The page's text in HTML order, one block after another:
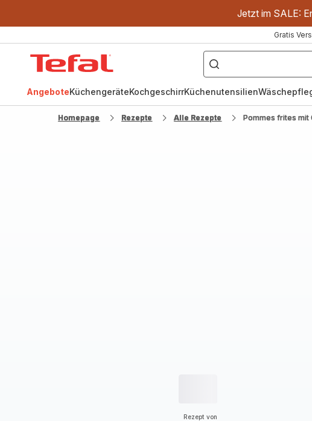
Jetzt im SALE:
Gratis
["OptiGrill","Easy
Fry","Pfanne"]
AngeboteKüchengeräteKochgeschirrKüchenutensilien
Homepage Rezepte Alle Rezepte Pommes frites mit
Rezept von